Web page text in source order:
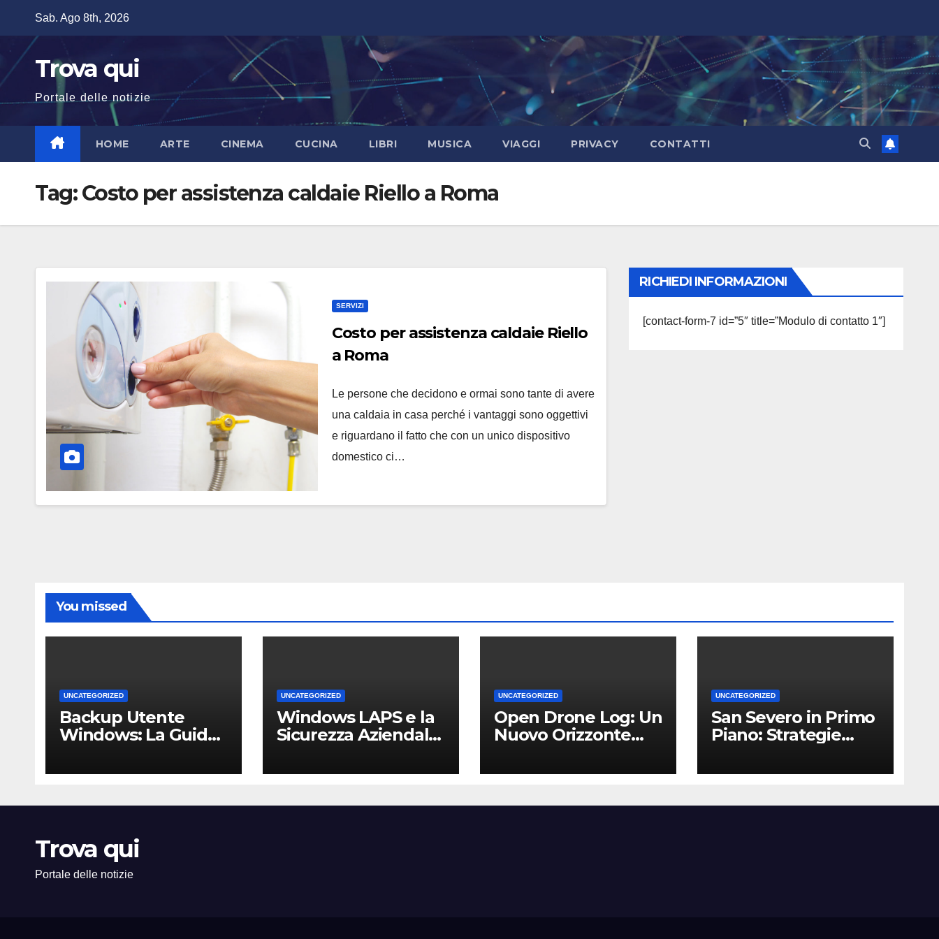
contenuto
Sab. Ago 8th, 2026
Trova qui
Portale delle notizie
HOME ARTE CINEMA CUCINA LIBRI MUSICA VIAGGI PRIVACY CONTATTI
Tag:Costo per assistenza caldaie Riello a Roma
SERVIZI
Costo per assistenza caldaie Riello
a Roma
Le persone che decidono e ormai sono tante di avere
una caldaia in casa perché i vantaggi sono oggettivi
e riguardano il fatto che con un unico dispositivo
domestico ci…
RICHIEDI INFORMAZIONI
[contact-form-7 id=”5″ title=”Modulo di contatto 1″]
You missed
UNCATEGORIZED
Backup Utente
Windows: La Guida
Perdere i Tuoi Dati
dell’Ufficio
UNCATEGORIZED
Windows LAPS e la
Sicurezza Aziendale:
Competitivo per le
UNCATEGORIZED
Open Drone Log: Un
Nuovo Orizzonte
Professionisti
UNCATEGORIZED
San Severo in Primo
Piano: Strategie
Attività Locali nei
Trova qui
Portale delle notizie